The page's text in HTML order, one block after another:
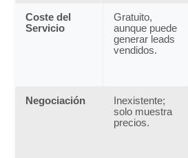
Coste del
Servicio
Gratuito,
aunque puede
generar leads
vendidos.
Negociación
Inexistente;
solo muestra
precios.